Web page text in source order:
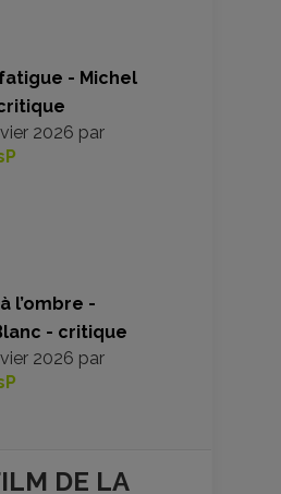
- Michel
2026 par
l’ombre -
- critique
2026 par
DE LA